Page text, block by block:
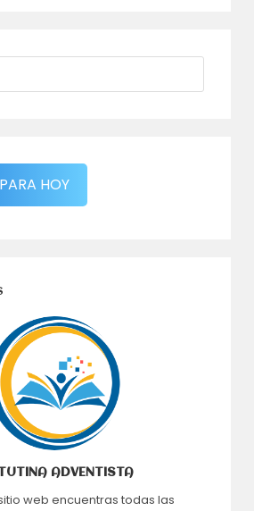
HOY
ADVENTISTA
web encuentras todas las